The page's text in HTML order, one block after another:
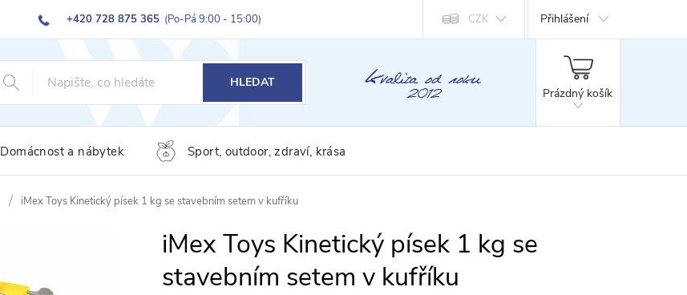
+420 728 875 365 (Po-Pá 9:00 - 15:00) CZK Přihlášení
HLEDAT
NÁKUPNÍ
Prázdný košík
Domácnost a nábytek Sport, outdoor, zdraví, krása
iMex Toys Kinetický písek 1 kg se stavebním setem v kufříku
iMex Toys Kinetický písek 1 kg se
stavebním setem v kufříku